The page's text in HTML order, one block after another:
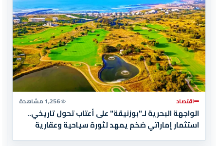
اقتصاد 1,256 مشاهدة
الواجهة البحرية لـ"بوزنيقة" على أعتاب تحول تاريخي..
استثمار إماراتي ضخم يمهد لثورة سياحية وعقارية